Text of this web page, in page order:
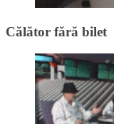
Călător fără bilet